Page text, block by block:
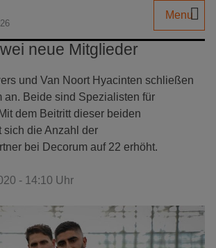
Menu
neue Mitglieder
und Van Noort Hyacinten schließen
an. Beide sind Spezialisten für
dem Beitritt dieser beiden
sich die Anzahl der
bei Decorum auf 22 erhöht.
- 14:10 Uhr